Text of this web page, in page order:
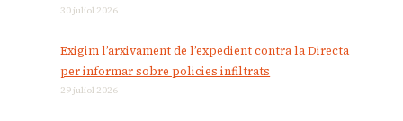
30 juliol 2026
Exigim l’arxivament de l’expedient contra la Directa
per informar sobre policies infiltrats
29 juliol 2026